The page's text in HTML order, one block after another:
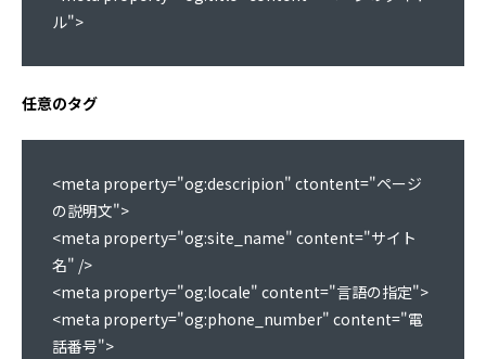
ル">
任意のタグ
<meta property="og:descripion" ctontent="ページ
の説明文">
<meta property="og:site_name" content="サイト
名" />
<meta property="og:locale" content="言語の指定">
<meta property="og:phone_number" content="電
話番号">